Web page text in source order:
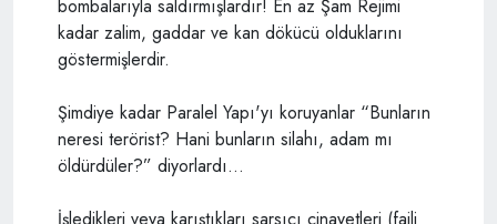
bombalarıyla saldırmışlardır! En az Şam Rejimi
kadar zalim, gaddar ve kan dökücü olduklarını
göstermişlerdir.
Şimdiye kadar Paralel Yapı'yı koruyanlar “Bunların
neresi terörist? Hani bunların silahı, adam mı
öldürdüler?” diyorlardı…